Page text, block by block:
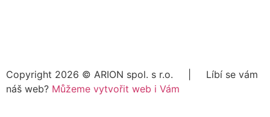
Copyright 2026 © ARION spol. s r.o. | Líbí se vám
náš web? Můžeme vytvořit web i Vám